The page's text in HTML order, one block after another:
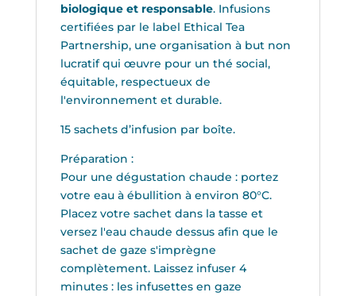
biologique et responsable. Infusions
certifiées par le label Ethical Tea
Partnership, une organisation à but non
lucratif qui œuvre pour un thé social,
équitable, respectueux de
l'environnement et durable.
15 sachets d’infusion par boîte.
Préparation :
Pour une dégustation chaude : portez
votre eau à ébullition à environ 80°C.
Placez votre sachet dans la tasse et
versez l'eau chaude dessus afin que le
sachet de gaze s'imprègne
complètement. Laissez infuser 4
minutes : les infusettes en gaze